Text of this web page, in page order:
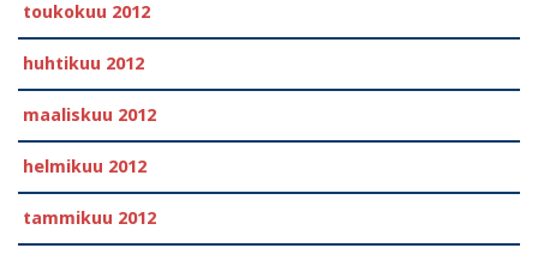
toukokuu 2012
huhtikuu 2012
maaliskuu 2012
helmikuu 2012
tammikuu 2012